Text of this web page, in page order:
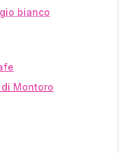
bianco
Montoro